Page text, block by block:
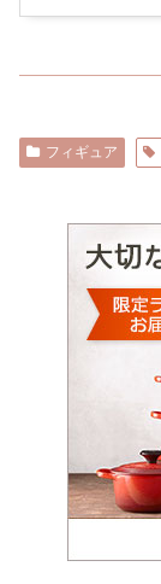
フィギュア